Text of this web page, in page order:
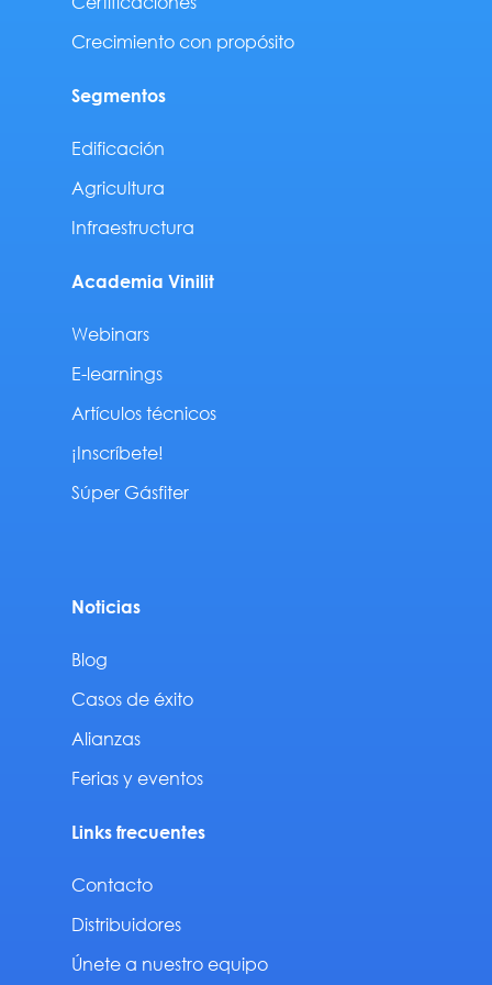
Crecimiento con propósito
Segmentos
Edificación
Agricultura
Infraestructura
Academia Vinilit
Webinars
E-learnings
Artículos técnicos
¡Inscríbete!
Súper Gásfiter
Noticias
Blog
Casos de éxito
Alianzas
Ferias y eventos
Links frecuentes
Contacto
Distribuidores
Únete a nuestro equipo